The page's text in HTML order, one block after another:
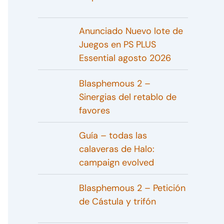
Anunciado Nuevo lote de
Juegos en PS PLUS
Essential agosto 2026
Blasphemous 2 –
Sinergias del retablo de
favores
Guía – todas las
calaveras de Halo:
campaign evolved
Blasphemous 2 – Petición
de Cástula y trifón